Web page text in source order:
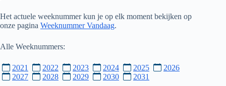
Het actuele weeknummer kun je op elk moment bekijken op
onze pagina Weeknummer Vandaag.
Alle Weeknummers:
2021 2022 2023 2024 2025
2026
2027
2028 2029 2030 2031